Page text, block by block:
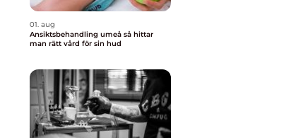
01. aug
Ansiktsbehandling umeå så hittar
man rätt vård för sin hud